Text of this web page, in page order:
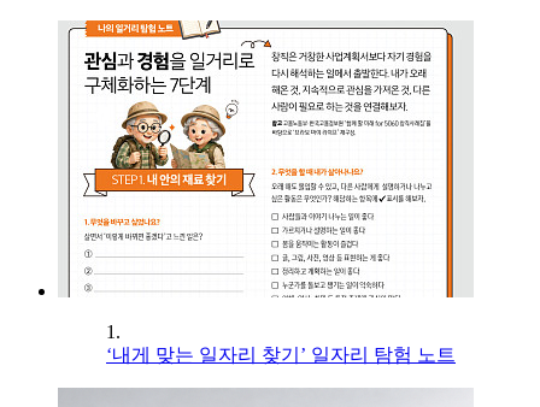
1.
‘내게 맞는 일자리 찾기’ 일자리 탐험 노트